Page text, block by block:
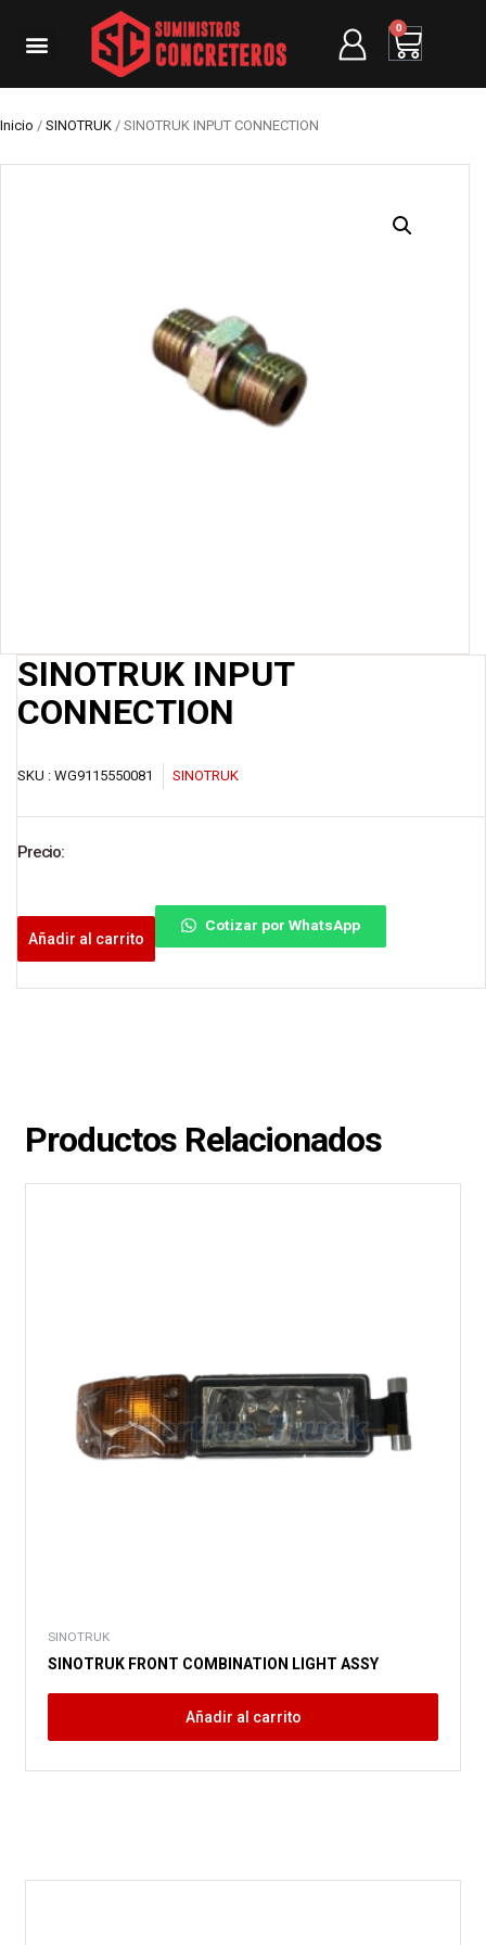
0
Inicio / SINOTRUK / SINOTRUK INPUT CONNECTION
SINOTRUK INPUT
CONNECTION
SKU : WG9115550081 SINOTRUK
Precio:
Añadir al carrito
Cotizar por WhatsApp
Productos Relacionados
SINOTRUK
SINOTRUK FRONT COMBINATION LIGHT ASSY
Añadir al carrito